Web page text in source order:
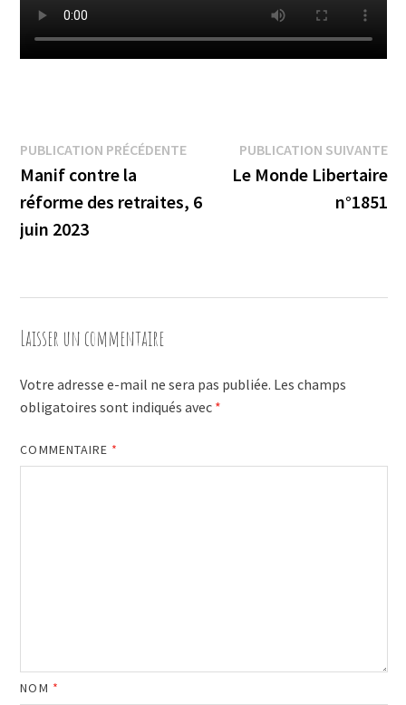
Navigation
de
l’article
PUBLICATION PRÉCÉDENTEPublication
précédente :
Manif contre la
réforme des retraites, 6
juin 2023
PUBLICATION SUIVANTE
Le Monde Libertaire
n°1851
Laisser un commentaire
Votre adresse e-mail ne sera pas publiée. Les champs
obligatoires sont indiqués avec *
COMMENTAIRE *
NOM *